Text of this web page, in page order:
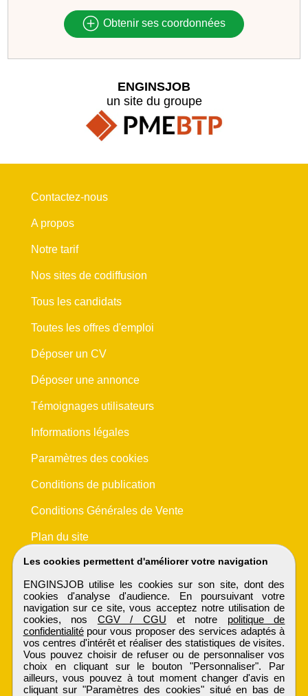
Obtenir ses coordonnées
Les cookies permettent d'améliorer votre navigation
ENGINSJOB utilise les cookies sur son site, dont des
cookies d'analyse d'audience. En poursuivant votre
navigation sur ce site, vous acceptez notre utilisation de
cookies, nos CGV / CGU et notre politique de
confidentialitépour vous proposer des services adaptés à
vos centres d'intérêt et réaliser des statistiques de visites.
Vous pouvez choisir de refuser ou de personnaliser vos
choix en cliquant sur le bouton "Personnaliser". Par
ailleurs, vous pouvez à tout moment changer d'avis en
cliquant sur "Paramètres des cookies" situé en bas de
ENGINSJOB
un site du groupe
Contactez-nous
A propos
Notre tarif
Nos sites de codiffusion
Tous les candidats
Toutes les offres d'emploi
Déposer un CV
Déposer une annonce
Témoignages utilisateurs
Informations légales
Paramètres des cookies
Conditions de publication
Conditions Générales de Vente
Plan du site